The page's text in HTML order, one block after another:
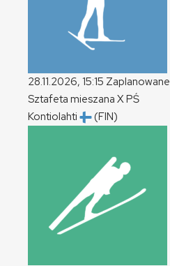
28.11.2026, 15:15 Zaplanowane
Sztafeta mieszana XPŚ
Kontiolahti
(FIN)